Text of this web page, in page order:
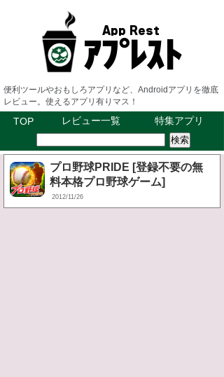
便利ツールやおもしろアプリなど、Androidアプリを徹底
レビュー。使えるアプリ有りマス！
TOP レビュー一覧 特集アプリ
プロ野球PRIDE [登録不要の無
料本格プロ野球ゲーム]
2012/11/26